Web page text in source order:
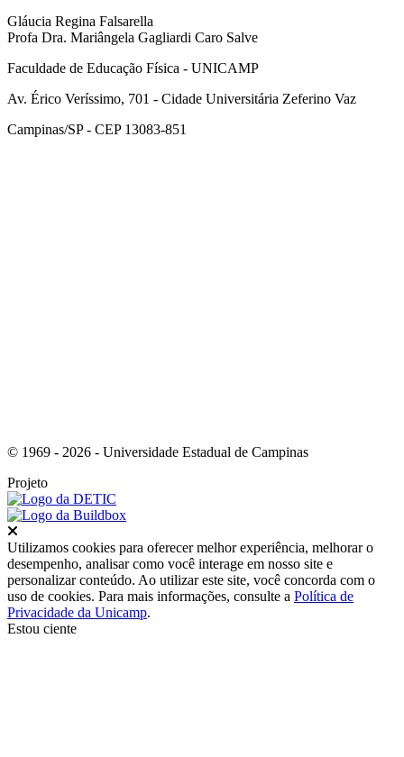
Gláucia Regina Falsarella
Profa Dra. Mariângela Gagliardi Caro Salve
Faculdade de Educação Física - UNICAMP
Av. Érico Veríssimo, 701 - Cidade Universitária Zeferino Vaz
Campinas/SP - CEP 13083-851
© 1969 - 2026 - Universidade Estadual de Campinas
Projeto
Utilizamos cookies para oferecer melhor experiência, melhorar o
desempenho, analisar como você interage em nosso site e
personalizar conteúdo. Ao utilizar este site, você concorda com o
uso de cookies. Para mais informações, consulte a Política de
Privacidade da Unicamp.
Estou ciente